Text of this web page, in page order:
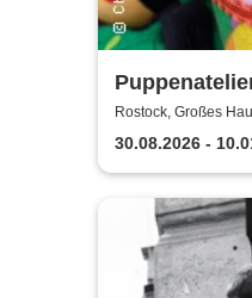
Rostock
Rostock, Großes
30.08.2026 -